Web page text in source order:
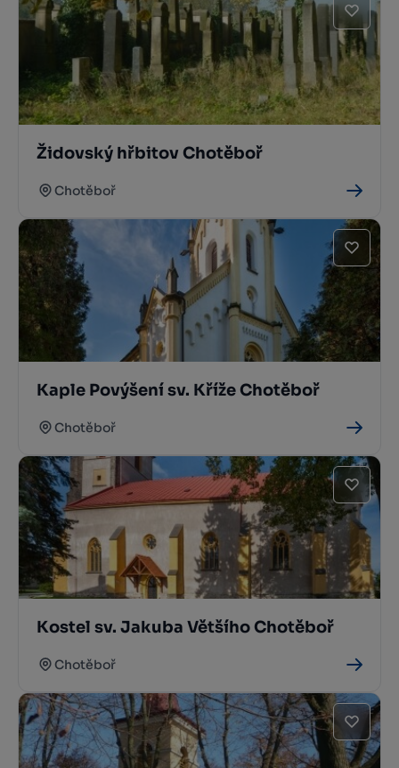
Židovský hřbitov Chotěboř
Chotěboř
Kaple Povýšení sv. Kříže Chotěboř
Chotěboř
Kostel sv. Jakuba Většího Chotěboř
Chotěboř